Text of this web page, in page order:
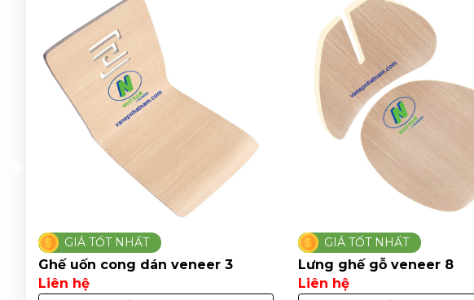
GIÁ TỐT NHẤT
Lưng ghế gỗ veneer 8
Liên hệ
GIÁ TỐT NHẤT
Ghế ván ép phủ veneer 17
Liên hệ